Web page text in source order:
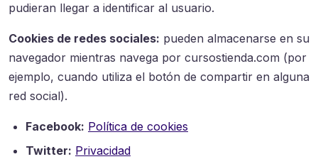
pudieran llegar a identificar al usuario.
Cookies de redes sociales: pueden almacenarse en su
navegador mientras navega por cursostienda.com (por
ejemplo, cuando utiliza el botón de compartir en alguna
red social).
Facebook: Política de cookies
Twitter: Privacidad